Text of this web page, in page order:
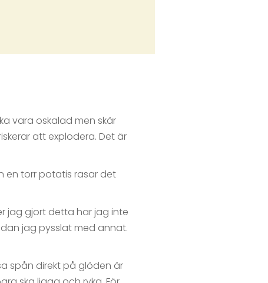
vara oskalad men skär
att explodera. Det är
en torr potatis rasar det
jag gjort detta har jag inte
jag pysslat med annat.
spån direkt på glöden är